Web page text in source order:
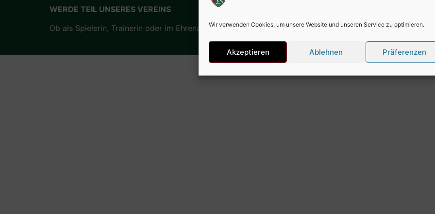
Wir verwenden Cookies, um unsere Website und unseren Service zu optimieren.
Akzeptieren Ablehnen Präferenzen
WERDE TEIL UNSERES VEREINS
Ob als Spielerin, Trainerin oder im Ehrenamt – bei uns zählt jede Unterstützung.